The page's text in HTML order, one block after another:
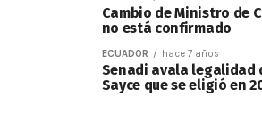
Cambio de Ministro de
no está confirmado
ECUADOR hace 7 años
Senadi avala legalidad
Sayce que se eligió en